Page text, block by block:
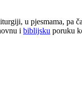
u pjesmama, pa
i biblijsku poruku